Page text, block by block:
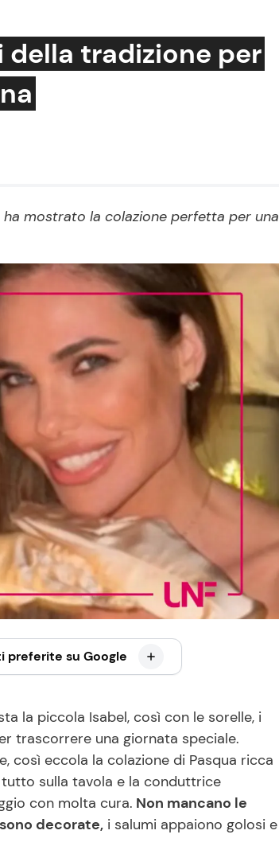
Le Ricette in TV
Ricette Facili e Veloci
Ricette Feste
Ricette per Bambini
della tradizione per
mostrato la colazione perfetta per una
preferite su Google
la piccola Isabel, così con le sorelle, i
trascorrere una giornata speciale.
così eccola la colazione di Pasqua ricca
tutto sulla tavola e la conduttrice
con molta cura. Non mancano le
decorate, i salumi appaiono golosi e